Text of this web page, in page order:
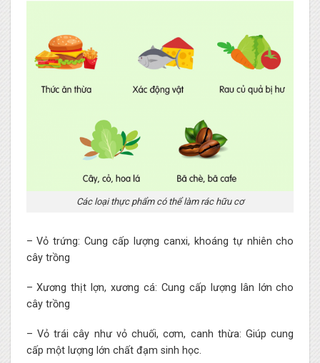
Các loại thực phẩm có thể làm rác hữu cơ
– Vỏ trứng: Cung cấp lượng canxi, khoáng tự nhiên cho
cây trồng
– Xương thịt lợn, xương cá: Cung cấp lượng lân lớn cho
cây trồng
– Vỏ trái cây như vỏ chuối, cơm, canh thừa: Giúp cung
cấp một lượng lớn chất đạm sinh học.